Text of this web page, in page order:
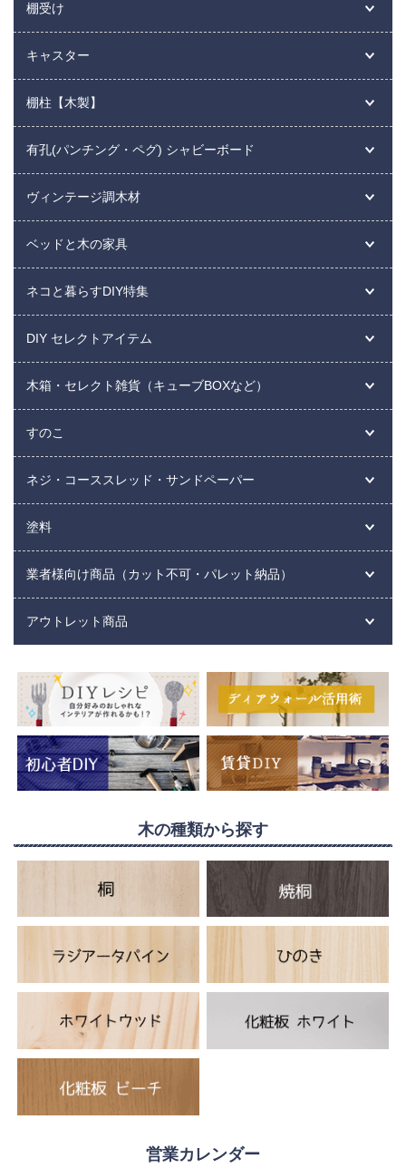
棚受け
キャスター
棚柱【木製】
有孔(パンチング・ペグ) シャビーボード
ヴィンテージ調木材
ベッドと木の家具
ネコと暮らすDIY特集
DIY セレクトアイテム
木箱・セレクト雑貨（キューブBOXなど）
すのこ
ネジ・コーススレッド・サンドペーパー
塗料
業者様向け商品（カット不可・パレット納品）
アウトレット商品
木の種類から探す
営業カレンダー